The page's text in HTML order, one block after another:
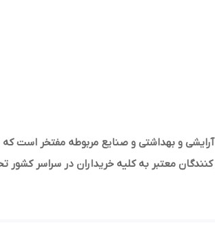
معتبر به کلیه خریداران در سراسر کشور